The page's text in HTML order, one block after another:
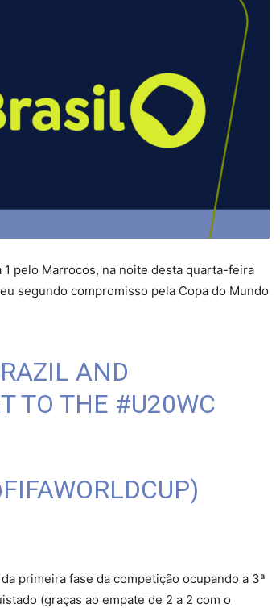
pelo Marrocos, na noite desta quarta-feira
segundo compromisso pela Copa do Mundo
AND
TO THE #U20WC
primeira fase da competição ocupando a 3ª
(graças ao empate de 2 a 2 com o